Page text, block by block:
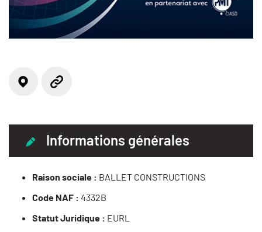
Localisation
Informations générales
Raison sociale : BALLET CONSTRUCTIONS
Code NAF : 4332B
Statut Juridique : EURL